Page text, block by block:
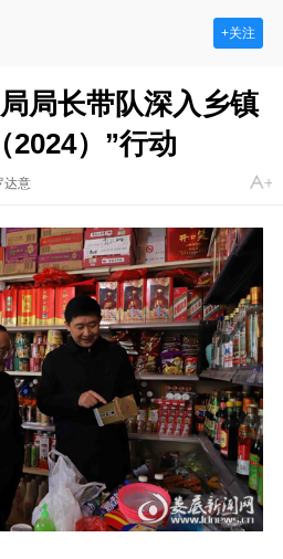
+关注
局长带队深入乡镇
2024）”行动
达意